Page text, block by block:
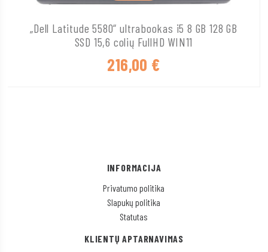
„Dell Latitude 5580“ ultrabookas i5 8 GB 128 GB
SSD 15,6 colių FullHD WIN11
216,00 €
INFORMACIJA
Privatumo politika
Slapukų politika
Statutas
KLIENTŲ APTARNAVIMAS